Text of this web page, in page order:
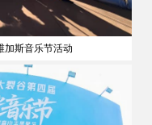
加斯音乐节活动